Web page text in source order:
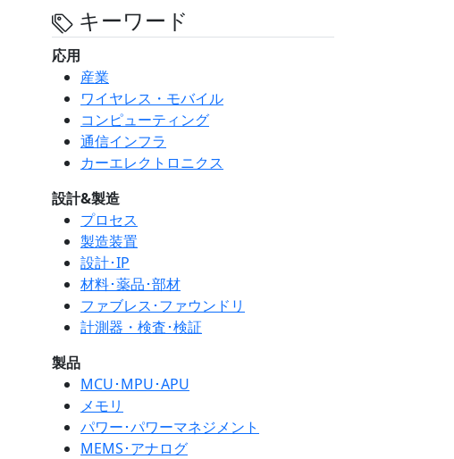
キーワード
応用
産業
ワイヤレス・モバイル
コンピューティング
通信インフラ
カーエレクトロニクス
設計&製造
プロセス
製造装置
設計･IP
材料･薬品･部材
ファブレス･ファウンドリ
計測器・検査･検証
製品
MCU･MPU･APU
メモリ
パワー･パワーマネジメント
MEMS･アナログ